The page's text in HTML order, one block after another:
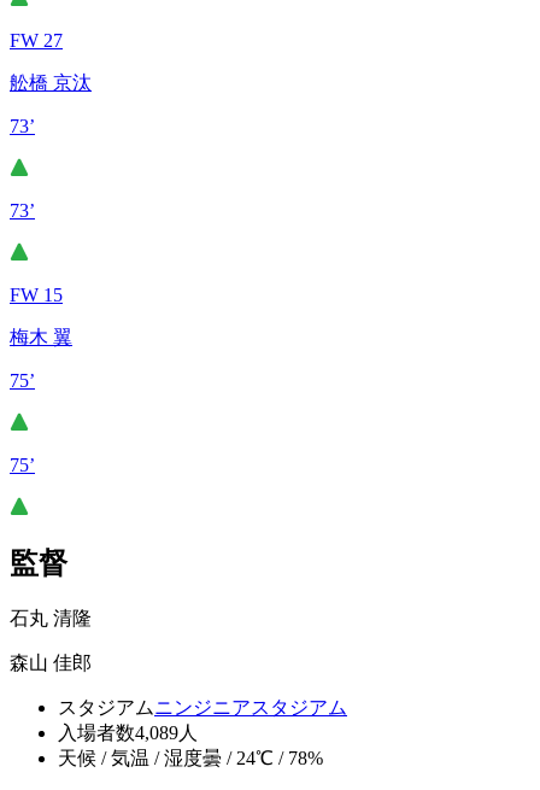
FW 27
舩橋 京汰
73’
73’
FW 15
梅木 翼
75’
75’
監督
石丸 清隆
森山 佳郎
スタジアムニンジニアスタジアム
入場者数4,089人
天候 / 気温 / 湿度曇 / 24℃ / 78%